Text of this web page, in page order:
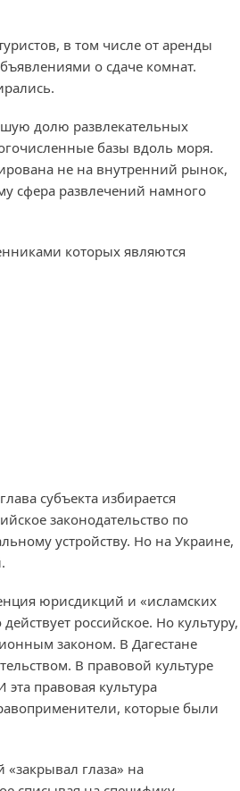
в том числе от аренды
о сдаче комнат.
долю развлекательных
базы вдоль моря.
не на внутренний рынок,
сфера развлечений намного
которых являются
субъекта избирается
законодательство по
устройству. Но на Украине,
юрисдикций и «исламских
российское. Но культуру,
законом. В Дагестане
В правовой культуре
правовая культура
которые были
глаза» на